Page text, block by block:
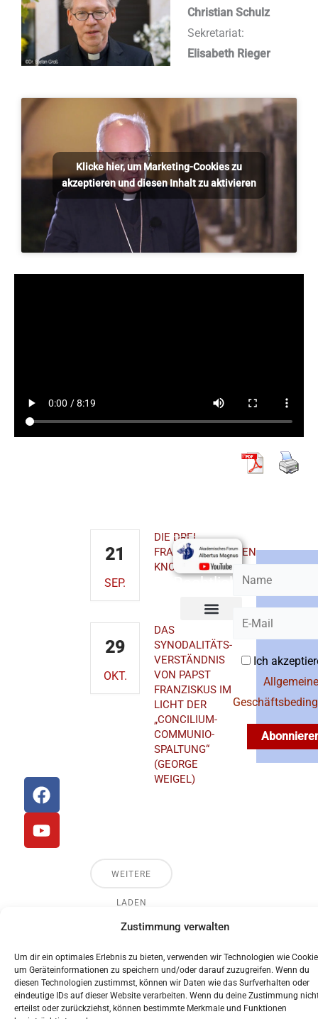
Zustimmung verwalten
Um dir ein optimales Erlebnis zu bieten, verwenden wir Technologien wie
um Geräteinformationen zu speichern und/oder darauf zuzugreifen. Wenn du
diesen Technologien zustimmst, können wir Daten wie das Surfverhalten oder
eindeutige IDs auf dieser Website verarbeiten. Wenn du deine Zustimmung
erteilst oder zurückziehst, können bestimmte Merkmale und Funktionen
Christian Schulz
Sekretariat:
Elisabeth Rieger
Klicke hier, um Marketing-Cookies zu
akzeptieren und diesen Inhalt zu aktivieren
AKADEMISCHES
akademischesforum@bistum-
F
a
c
e
Y
o
u
t
21
SEP.
DIE DREI
FRANZISKANISCHEN
KNOTEN
EmmeramForum
29
OKT.
DAS
SYNODALITÄTS-
VERSTÄNDNIS
VON PAPST
FRANZISKUS IM
LICHT DER
„CONCILIUM-
COMMUNIO-
SPALTUNG“
(GEORGE
WEIGEL)
WEITERE
LADEN
Rechtliches
Ich
Allgemeine
© 2024 Akademisches Forum Albertus Magnus
Regensburg